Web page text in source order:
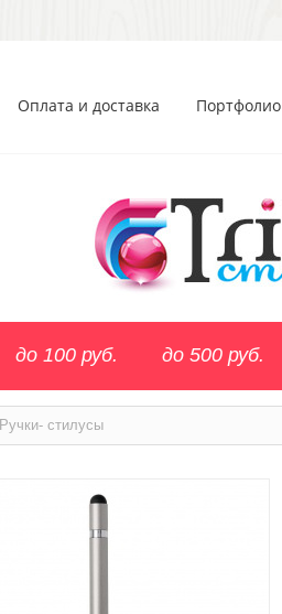
Оплата и доставка Портфолио
до 100 руб. до 500 руб.
Ручки- стилусы